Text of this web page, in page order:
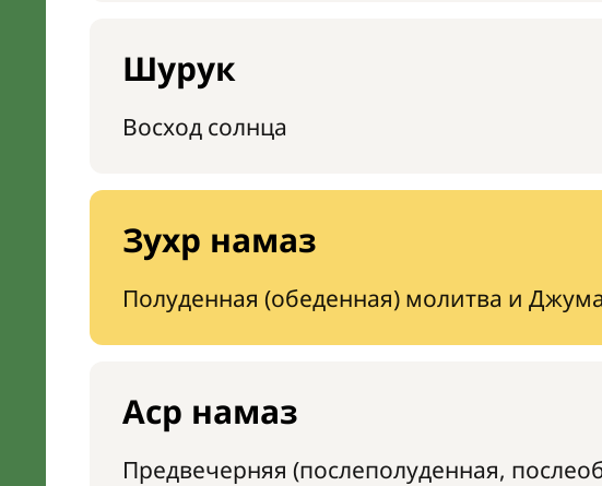
Шурук
Восход солнца
Зухр намаз
Полуденная (обеденная) молитва и
Аср намаз
Предвечерняя (послеполуденная,